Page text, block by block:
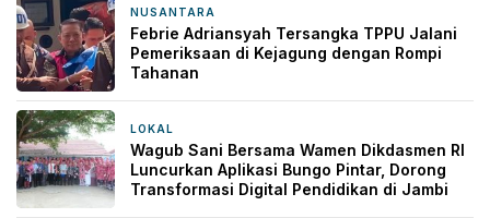
NUSANTARA
Febrie Adriansyah Tersangka TPPU Jalani
Pemeriksaan di Kejagung dengan Rompi
Tahanan
LOKAL
Wagub Sani Bersama Wamen Dikdasmen RI
Luncurkan Aplikasi Bungo Pintar, Dorong
Transformasi Digital Pendidikan di Jambi